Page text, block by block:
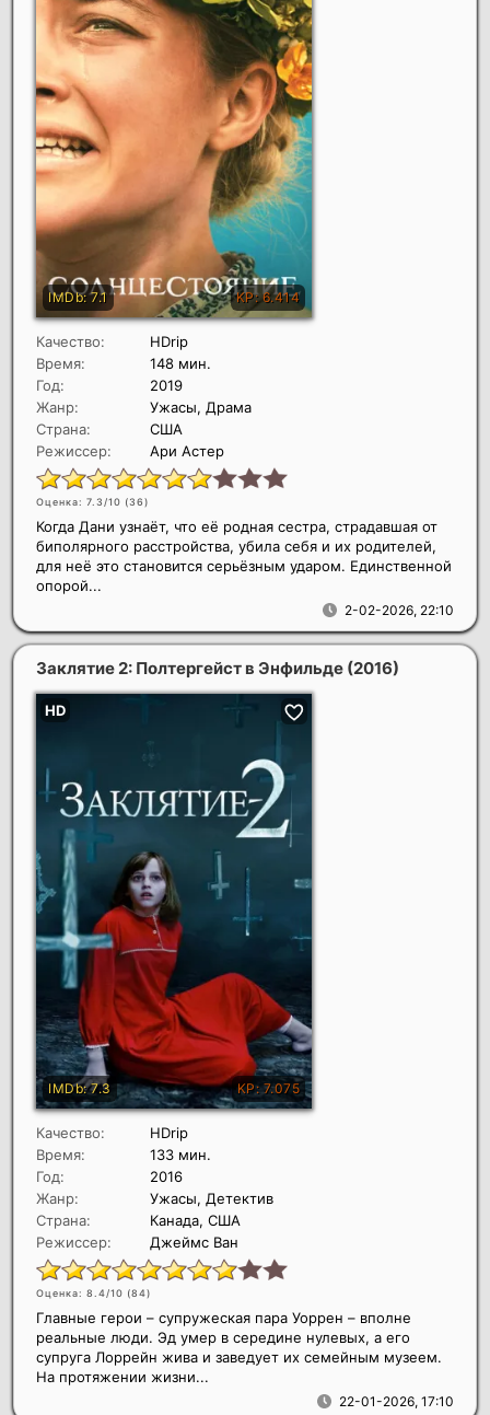
Качество:
HDrip
Время:
148 мин.
Год:
2019
Жанр:
Ужасы, Драма
Страна:
США
Режиссер:
Ари Астер
Оценка: 7.3/10 (36)
2-02-2026, 22:10
Когда Дани узнаёт, что её родная сестра, страдавшая от
биполярного расстройства, убила себя и их родителей,
для неё это становится серьёзным ударом. Единственной
опорой...
Заклятие 2: Полтергейст в Энфильде (2016)
Качество:
HDrip
Время:
133 мин.
Год:
2016
Жанр:
Ужасы, Детектив
Страна:
Канада, США
Режиссер:
Джеймс Ван
Оценка: 8.4/10 (84)
22-01-2026, 17:10
Главные герои – супружеская пара Уоррен – вполне
реальные люди. Эд умер в середине нулевых, а его
супруга Лоррейн жива и заведует их семейным музеем.
На протяжении жизни...